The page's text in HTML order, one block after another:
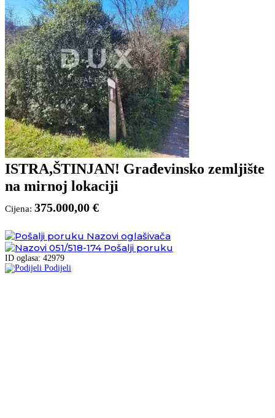
ISTRA,ŠTINJAN! Građevinsko zemljište
na mirnoj lokaciji
Cijena: 375.000,00 €
Nazovi oglašivača
051/518-174 Pošalji poruku
ID oglasa: 42979
Podijeli